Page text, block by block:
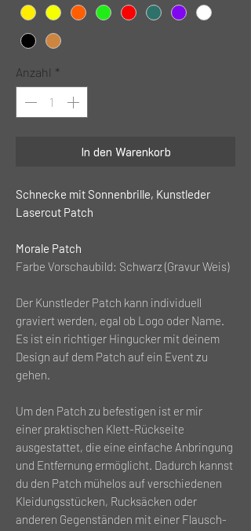
Anzahl *
In den Warenkorb
Schnecke mit Sonnenbrille, Kunstleder
Lasercut Patch
Morale Patch
Farbe Vorschaubild: Schwarz (Gravur Weis)
Der Kunstleder Patch kann individuell
graviert werden, egal ob Logo oder Name.
Es ist ein richtiger Hingucker mit deinem
Design auf dem Patch auf ein Event zu
gehen.
Um den Patch zu befestigen ist er mir
einer praktischen Klett-Rückseite
ausgestattet, die eine einfache Anbringung
und Entfernung ermöglicht. Dadurch kannst
du den Patch mühelos auf verschiedenen
Kleidungsstücken, Rucksäcken oder
anderen Gegenständen mit einer Flausch-